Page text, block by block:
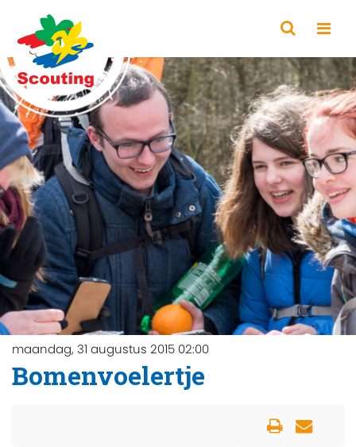
maandag, 31 augustus 2015 02:00
Bomenvoelertje